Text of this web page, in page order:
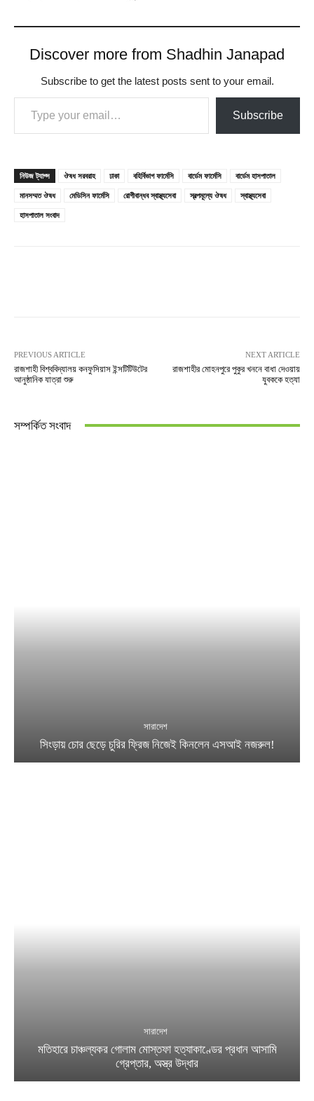
Discover more from Shadhin Janapad
Subscribe to get the latest posts sent to your email.
Type your email…
Subscribe
নিউজ ট্যাগ্স ঔষধ সরবরাহ ঢাকা বহির্বিভাগ ফার্মেসি বার্ডেম ফার্মেসি
বার্ডেম হাসপাতাল
মানসম্মত ঔষধ
মেডিসিন ফার্মেসি রোগীবান্ধব স্বাস্থ্যসেবা স্বল্পমূল্যে ঔষধ
স্বাস্থ্যসেবা
হাসপাতাল সংবাদ
PREVIOUS ARTICLE
রাজশাহী বিশ্ববিদ্যালয় কনফুসিয়াস ইন্সটিটিউটের
আনুষ্ঠানিক যাত্রা শুরু
NEXT ARTICLE
রাজশাহীর মোহনপুরে পুকুর খননে বাধা দেওয়ায়
যুবককে হত্যা
সম্পর্কিত সংবাদ
সারাদেশ
সিংড়ায় চোর ছেড়ে চুরির ফ্রিজ নিজেই কিনলেন এসআই নজরুল!
সারাদেশ
মতিহারে চাঞ্চল্যকর গোলাম মোস্তফা হত্যাকাণ্ডের প্রধান আসামি
গ্রেপ্তার, অস্ত্র উদ্ধার